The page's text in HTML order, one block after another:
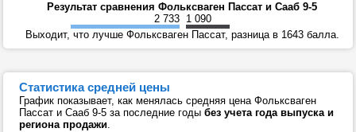
Результат сравнения Фольксваген Пассат и Сааб 9-5
2 733 1 090
Выходит, что лучше Фольксваген Пассат, разница в 1643 балла.
Статистика средней цены
График показывает, как менялась средняя цена Фольксваген
Пассат и Сааб 9-5 за последние годы без учета года выпуска и
региона продажи.